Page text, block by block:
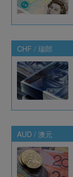
CHF / 瑞郎
AUD / 澳元